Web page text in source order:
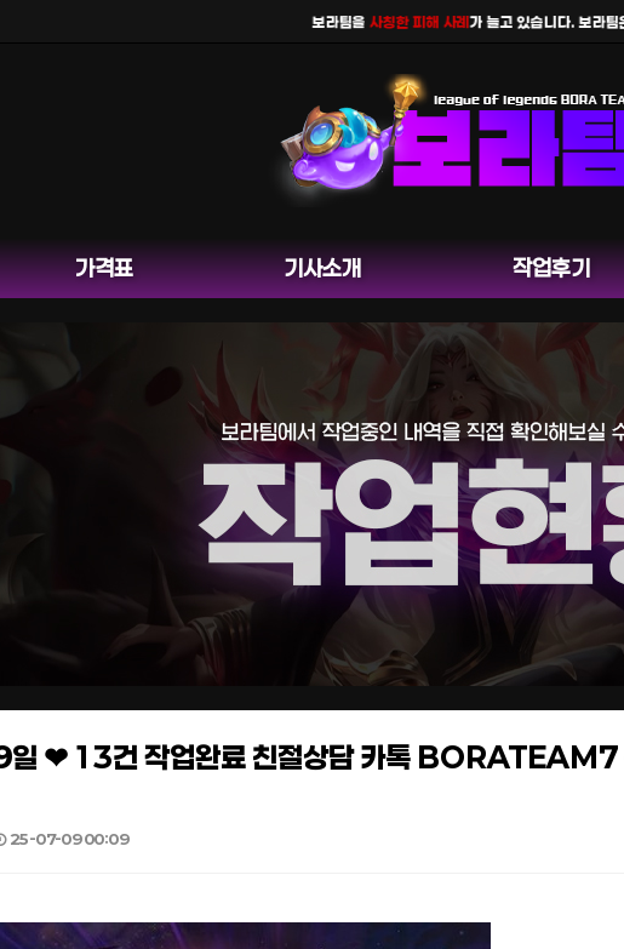
보라팀을사칭한 피해 사례가 늘고 있습니다. 보라팀은채널
가격표 기사소개 작업후기
❤ 13건 작업완료 친절상담 카톡 BORATEAM7
25-07-09 00:09